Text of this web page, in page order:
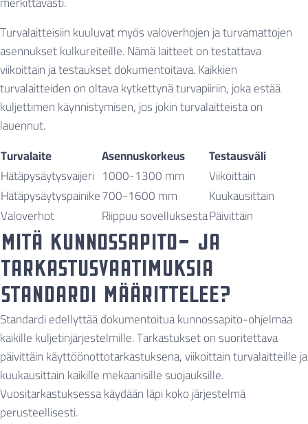
Turvalaitteisiin kuuluvat myös valoverhojen ja turvamattojen
asennukset kulkureiteille. Nämä laitteet on testattava
viikoittain ja testaukset dokumentoitava. Kaikkien
turvalaitteiden on oltava kytkettynä turvapiiriin, joka estää
kuljettimen käynnistymisen, jos jokin turvalaitteista on
lauennut.
Turvalaite
Asennuskorkeus
Testausväli
Hätäpysäytysvaijeri 1000-1300 mm
Viikoittain
Hätäpysäytyspainike700-1600 mm
Kuukausittain
Valoverhot
Riippuu sovelluksestaPäivittäin
Mitä kunnossapito- ja
tarkastusvaatimuksia
standardi määrittelee?
Standardi edellyttää dokumentoitua kunnossapito-ohjelmaa
kaikille kuljetinjärjestelmille. Tarkastukset on suoritettava
päivittäin käyttöönottotarkastuksena, viikoittain turvalaitteille ja
kuukausittain kaikille mekaanisille suojauksille.
Vuositarkastuksessa käydään läpi koko järjestelmä
perusteellisesti.